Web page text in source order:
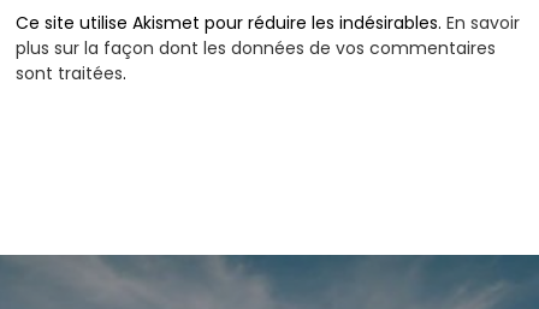
Ce site utilise Akismet pour réduire les indésirables.En savoir
plus sur la façon dont les données de vos commentaires
sont traitées.